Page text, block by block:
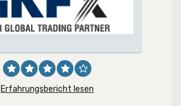
Erfahrungsbericht lesen